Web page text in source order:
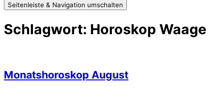
Seitenleiste & Navigation umschalten
Schlagwort: Horoskop Waage
Monatshoroskop August